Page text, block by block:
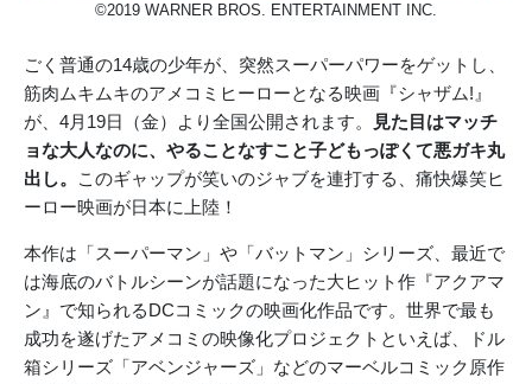
©2019 WARNER BROS. ENTERTAINMENT INC.
ごく普通の14歳の少年が、突然スーパーパワーをゲットし、
筋肉ムキムキのアメコミヒーローとなる映画『シャザム!』
が、4月19日（金）より全国公開されます。
見た目はマッチ
ョな大人なのに、やることなすこと子どもっぽくて悪ガキ丸
出し。
このギャップが笑いのジャブを連打する、痛快爆笑ヒ
ーロー映画が日本に上陸！
本作は「スーパーマン」や「バットマン」シリーズ、最近で
は海底のバトルシーンが話題になった大ヒット作『アクアマ
ン』で知られるDCコミックの映画化作品です。世界で最も
成功を遂げたアメコミの映像化プロジェクトといえば、ドル
箱シリーズ「アベンジャーズ」などのマーベルコミック原作